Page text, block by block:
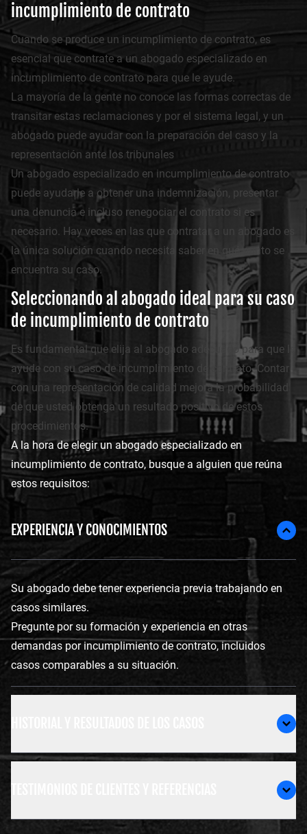
incumplimiento de contrato
Cuando se produce un incumplimiento de contrato, es
esencial que contrate a un abogado especializado en
incumplimiento de contrato para que le ayude.
La mayoría de la gente no conoce las formas correctas de
transitar estas reclamaciones y por el sistema legal, y un
abogado puede ayudar con la preparación del caso y la
representación ante los tribunales
Un abogado especializado en incumplimiento de contrato
puede ayudarle a obtener una indemnización, presentar
una denuncia e incluso renegociar el contrato si es
necesario. Hay veces en las que contratar a un abogado es
la única solución cuando necesita saber en qué punto se
encuentra su caso.
Seleccionando al abogado ideal para su caso
de incumplimiento de contrato
Es fundamental que elija al abogado adecuado para que le
ayude con su caso de incumplimiento de contrato. Contar
con una representación de calidad mejora la probabilidad
de que usted obtenga un resultado positivo de estos
procedimientos.
A la hora de elegir un abogado especializado en
incumplimiento de contrato, busque a alguien que reúna
estos requisitos:
EXPERIENCIA Y CONOCIMIENTOS
Su abogado debe tener experiencia previa trabajando en
casos similares.
Pregunte por su formación y experiencia en otras
demandas por incumplimiento de contrato, incluidos
casos comparables a su situación.